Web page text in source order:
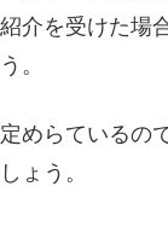
介を受けた場
。
めらているの
ょう。